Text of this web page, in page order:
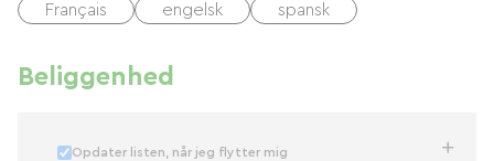
Français engelsk spansk
Beliggenhed
Opdater listen, når jeg flytter mig